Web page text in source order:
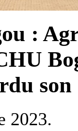
:
2023.